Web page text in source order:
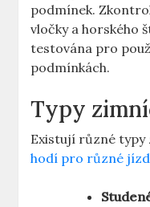
podmínek.
vločky a horského
testována pro
podmínkách.
Typy
Existují různé
hodí pro různé